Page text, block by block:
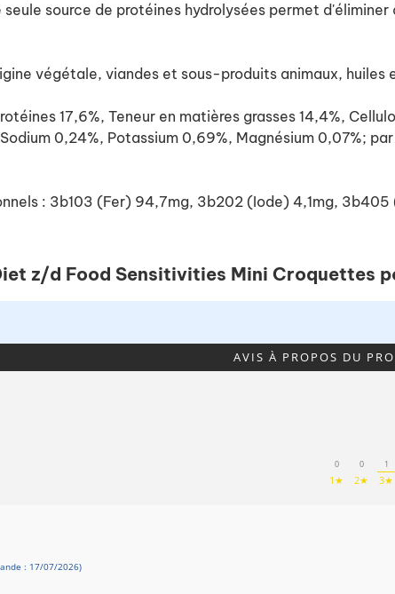
source de protéines hydrolysées permet
végétale, viandes et sous-produits animaux,
17,6%, Teneur en matières grasses 14,4%,
0,24%, Potassium 0,69%, Magnésium 0,07%;
: 3b103 (Fer) 94,7mg, 3b202 (Iode) 4,1mg,
z/d Food Sensitivities Mini Croquettes
AVIS À PROPOS DU
0
1★
0
2★
1
3★
: 17/07/2026)